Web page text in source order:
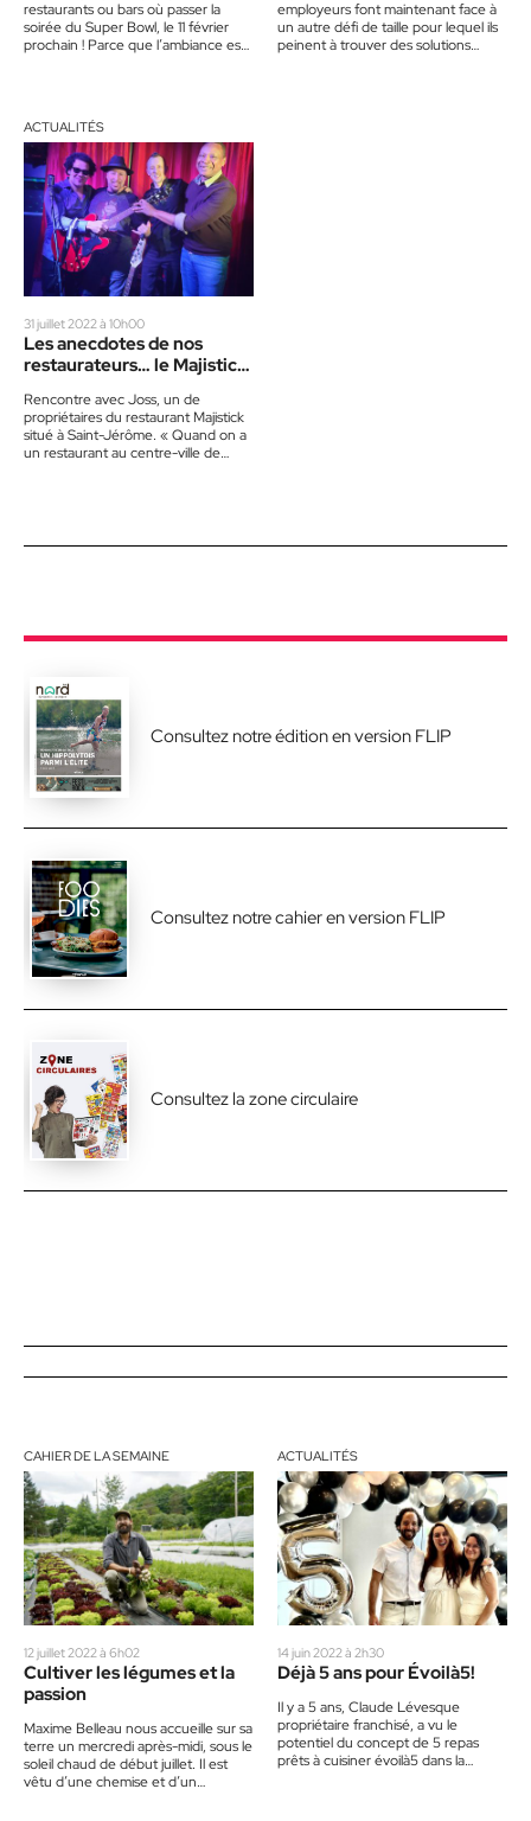
restaurants ou bars où passer la
soirée du Super Bowl, le 11 février
prochain ! Parce que l’ambiance est
employeurs font maintenant face à
un autre défi de taille pour lequel ils
peinent à trouver des solutions…
ACTUALITÉS
31 juillet 2022 à 10h00
Les anecdotes de nos
restaurateurs… le Majistick
Rencontre avec Joss, un de
propriétaires du restaurant Majistick
situé à Saint-Jérôme. « Quand on a
un restaurant au centre-ville de
Consultez notre édition en version FLIP
Consultez notre cahier en version FLIP
Consultez la zone circulaire
CAHIER DE LA SEMAINE
12 juillet 2022 à 6h02
Cultiver les légumes et la
passion
Maxime Belleau nous accueille sur sa
terre un mercredi après-midi, sous le
soleil chaud de début juillet. Il est
vêtu d’une chemise et d’un
ACTUALITÉS
14 juin 2022 à 2h30
Déjà 5 ans pour Évoilà5!
Il y a 5 ans, Claude Lévesque
propriétaire franchisé, a vu le
potentiel du concept de 5 repas
prêts à cuisiner évoilà5 dans la